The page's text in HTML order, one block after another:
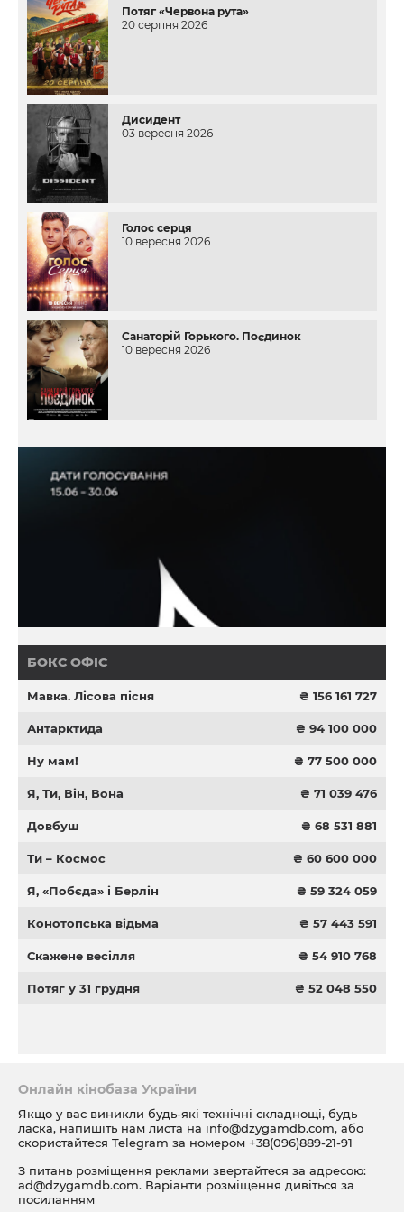
Потяг «Червона рута»
20 серпня 2026
Дисидент
03 вересня 2026
Голос серця
10 вересня 2026
Санаторій Горького. Поєдинок
10 вересня 2026
БОКС ОФІС
Мавка. Лісова пісня ₴ 156 161 727
Антарктида ₴ 94 100 000
Ну мам! ₴ 77 500 000
Я, Ти, Він, Вона ₴ 71 039 476
Довбуш ₴ 68 531 881
Ти – Космос ₴ 60 600 000
Я, «Побєда» і Берлін ₴ 59 324 059
Конотопська відьма ₴ 57 443 591
Скажене весілля ₴ 54 910 768
Потяг у 31 грудня ₴ 52 048 550
Онлайн кінобаза України
Якщо у вас виникли будь-які технічні складнощі, будь
ласка, напишіть нам листа на info@dzygamdb.com, або
скористайтеся Telegram за номером +38(096)889-21-91
З питань розміщення реклами звертайтеся за адресою:
ad@dzygamdb.com. Варіанти розміщення дивіться за
посиланням